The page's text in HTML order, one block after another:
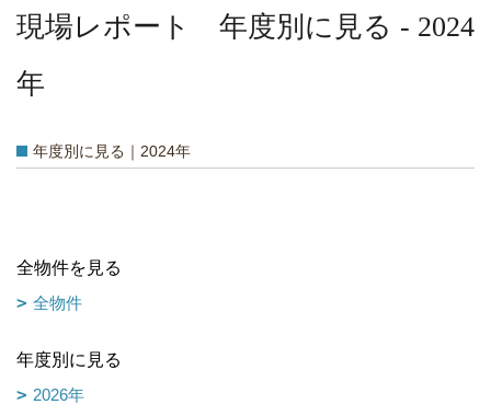
現場レポート 年度別に見る - 2024
年
年度別に見る｜2024年
全物件を見る
全物件
年度別に見る
2026年